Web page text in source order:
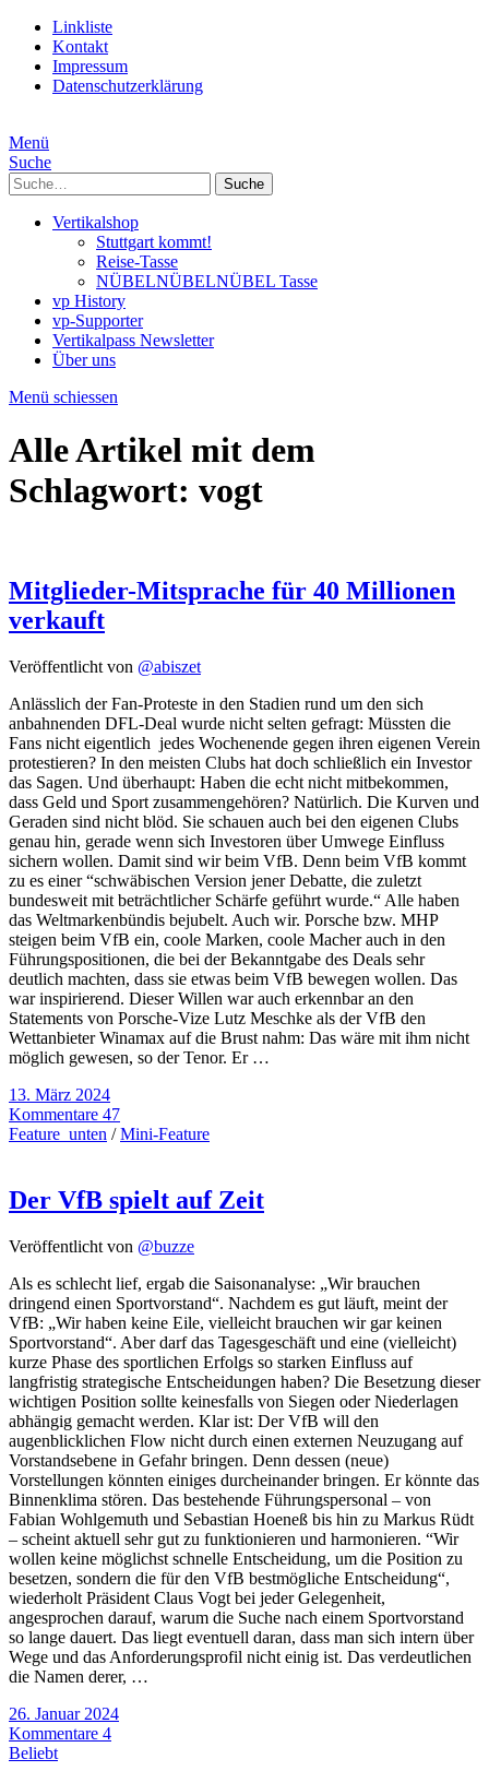
Linkliste
Kontakt
Impressum
Datenschutzerklärung
Menü
Suche
Suche
Vertikalshop
Stuttgart kommt!
Reise-Tasse
NÜBELNÜBELNÜBEL Tasse
vp History
vp-Supporter
Vertikalpass Newsletter
Über uns
Menü schiessen
Alle Artikel mit dem
Schlagwort: vogt
Mitglieder-Mitsprache für 40 Millionen
verkauft
Veröffentlicht von @abiszet
Anlässlich der Fan-Proteste in den Stadien rund um den sich
anbahnenden DFL-Deal wurde nicht selten gefragt: Müssten die
Fans nicht eigentlich jedes Wochenende gegen ihren eigenen Verein
protestieren? In den meisten Clubs hat doch schließlich ein Investor
das Sagen. Und überhaupt: Haben die echt nicht mitbekommen,
dass Geld und Sport zusammengehören? Natürlich. Die Kurven und
Geraden sind nicht blöd. Sie schauen auch bei den eigenen Clubs
genau hin, gerade wenn sich Investoren über Umwege Einfluss
sichern wollen. Damit sind wir beim VfB. Denn beim VfB kommt
zu es einer “schwäbischen Version jener Debatte, die zuletzt
bundesweit mit beträchtlicher Schärfe geführt wurde.“ Alle haben
das Weltmarkenbündis bejubelt. Auch wir. Porsche bzw. MHP
steigen beim VfB ein, coole Marken, coole Macher auch in den
Führungspositionen, die bei der Bekanntgabe des Deals sehr
deutlich machten, dass sie etwas beim VfB bewegen wollen. Das
war inspirierend. Dieser Willen war auch erkennbar an den
Statements von Porsche-Vize Lutz Meschke als der VfB den
Wettanbieter Winamax auf die Brust nahm: Das wäre mit ihm nicht
möglich gewesen, so der Tenor. Er …
13. März 2024
Kommentare 47
Feature_unten /Mini-Feature
Der VfB spielt auf Zeit
Veröffentlicht von @buzze
Als es schlecht lief, ergab die Saisonanalyse: „Wir brauchen
dringend einen Sportvorstand“. Nachdem es gut läuft, meint der
VfB: „Wir haben keine Eile, vielleicht brauchen wir gar keinen
Sportvorstand“. Aber darf das Tagesgeschäft und eine (vielleicht)
kurze Phase des sportlichen Erfolgs so starken Einfluss auf
langfristig strategische Entscheidungen haben? Die Besetzung dieser
wichtigen Position sollte keinesfalls von Siegen oder Niederlagen
abhängig gemacht werden. Klar ist: Der VfB will den
augenblicklichen Flow nicht durch einen externen Neuzugang auf
Vorstandsebene in Gefahr bringen. Denn dessen (neue)
Vorstellungen könnten einiges durcheinander bringen. Er könnte das
Binnenklima stören. Das bestehende Führungspersonal – von
Fabian Wohlgemuth und Sebastian Hoeneß bis hin zu Markus Rüdt
– scheint aktuell sehr gut zu funktionieren und harmonieren. “Wir
wollen keine möglichst schnelle Entscheidung, um die Position zu
besetzen, sondern die für den VfB bestmögliche Entscheidung“,
wiederholt Präsident Claus Vogt bei jeder Gelegenheit,
angesprochen darauf, warum die Suche nach einem Sportvorstand
so lange dauert. Das liegt eventuell daran, dass man sich intern über
Wege und das Anforderungsprofil nicht einig ist. Das verdeutlichen
die Namen derer, …
26. Januar 2024
Kommentare 4
Beliebt